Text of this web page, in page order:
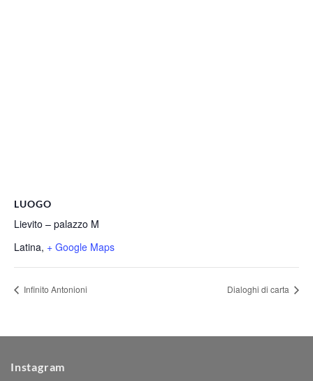
LUOGO
Lievito – palazzo M
Latina, + Google Maps
Infinito Antonioni Dialoghi di carta
Instagram